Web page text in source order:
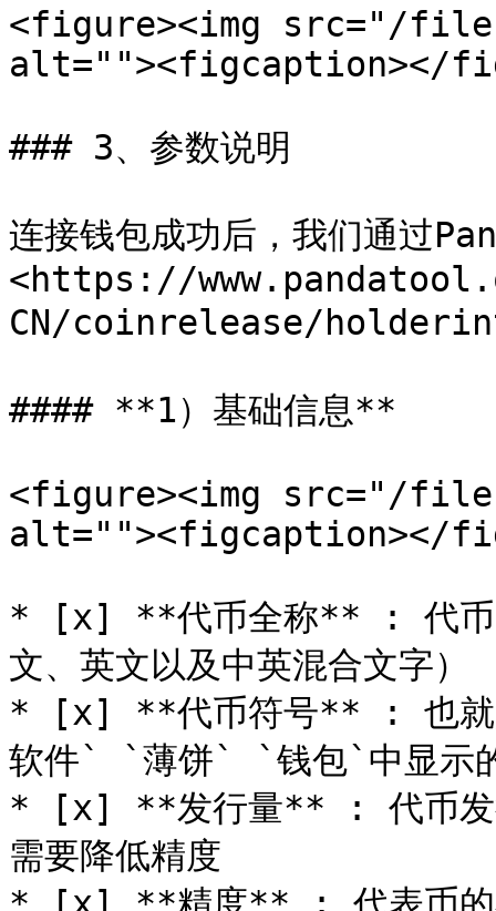
<figure><img src="/files/
alt=""><figcaption></
### 3、参数说明
连接钱包成功后，我们通过
<https://
CN/coinrelease/
#### **1）基础信息**
<figure><img src="/files/
alt=""><figcaption></
* [x] **代币全称** : 代币的
文、英文以及中英混合文字）
* [x] **代币符号** : 也就是
软件` `薄饼` `钱包`中显示
* [x] **发行量** : 代币发行
需要降低精度